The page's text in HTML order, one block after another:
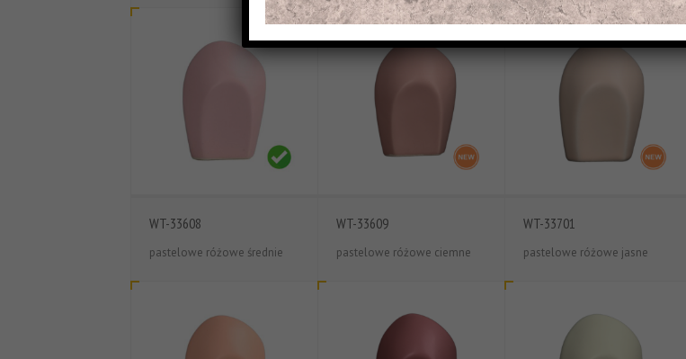
WT-33608
pastelowe różowe średnie
WT-33609
pastelowe różowe ciemne
WT-33701
pastelowe różowe jasne